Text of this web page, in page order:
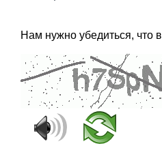
Нам нужно убедиться, что